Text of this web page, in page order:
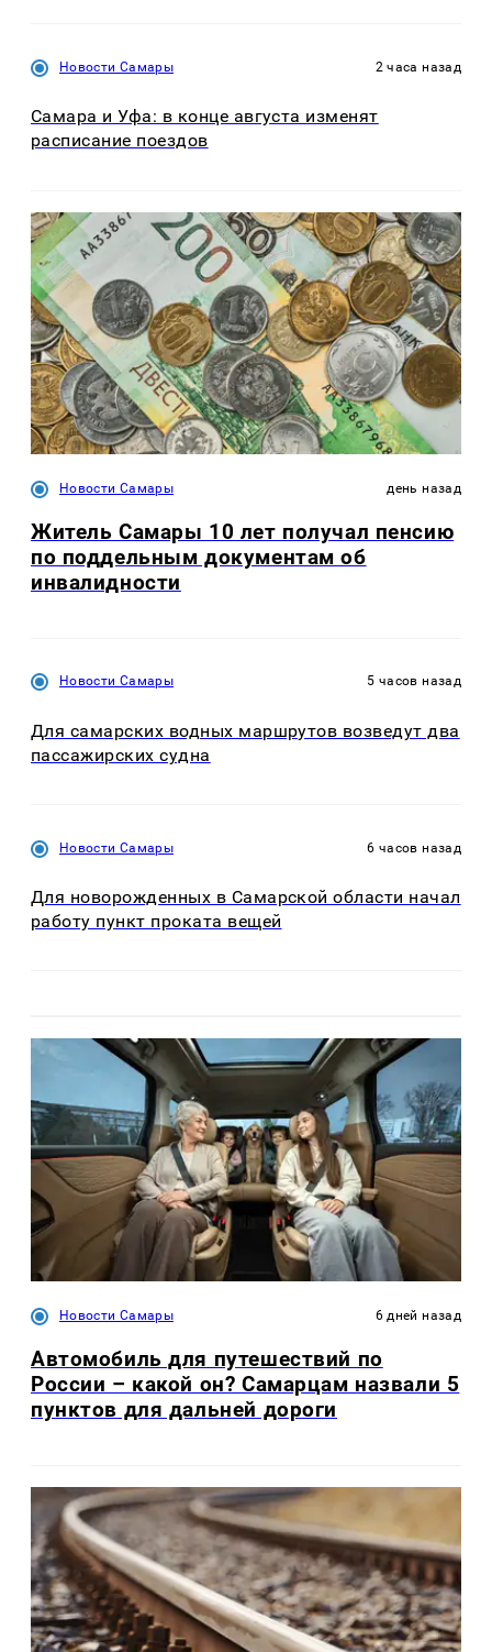
Новости Самары 2 часа назад
Самара и Уфа: в конце августа изменят
расписание поездов
Новости Самары день назад
Житель Самары 10 лет получал пенсию
по поддельным документам об
инвалидности
Новости Самары 5 часов назад
Для самарских водных маршрутов возведут два
пассажирских судна
Новости Самары 6 часов назад
Для новорожденных в Самарской области начал
работу пункт проката вещей
Новости Самары 6 дней назад
Автомобиль для путешествий по
России – какой он? Самарцам назвали 5
пунктов для дальней дороги